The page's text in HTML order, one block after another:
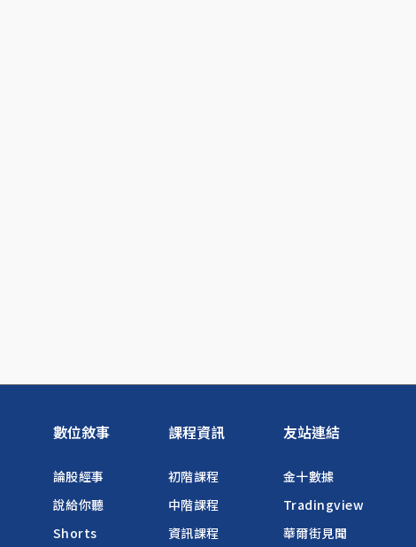
數位敘事
論股經事
說給你聽
Shorts
課程資訊
初階課程
中階課程
資訊課程
友站連結
金十數據
Tradingview
華爾街見聞